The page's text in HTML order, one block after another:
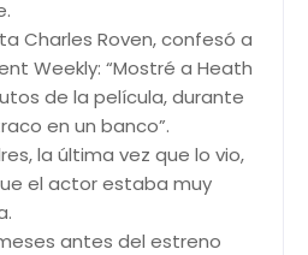
Charles Roven, confesó a
Weekly: “Mostré a Heath
de la película, durante
en un banco”.
la última vez que lo vio,
el actor estaba muy
antes del estreno